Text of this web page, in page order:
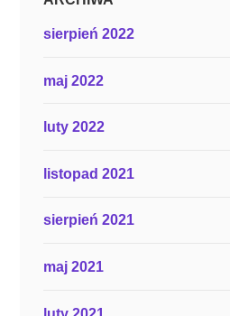
sierpień 2022
maj 2022
luty 2022
listopad 2021
sierpień 2021
maj 2021